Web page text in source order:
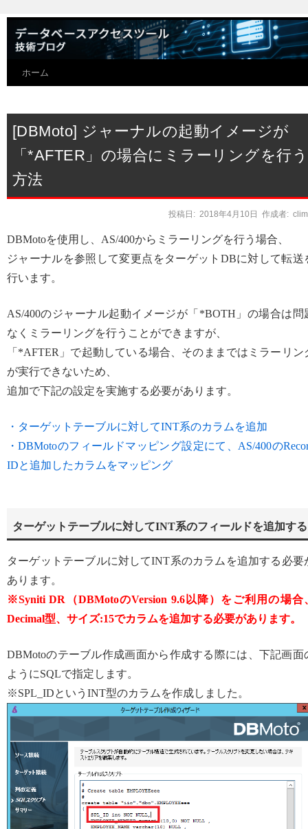
ホーム
[DBMoto] ジャーナルの起動イメージが
「*AFTER」の場合にミラーリングを行う
方法
投稿日: 2018年4月10日 作成者:
DBMotoを使用し、AS/400からミラーリングを行う場合、
ジャーナルを参照して変更点をターゲットDBに対して転送
行います。
AS/400のジャーナル起動イメージが「*BOTH」の場合は問
なくミラーリングを行うことができますが、
「*AFTER」で起動している場合、そのままではミラーリン
が実行できないため、
追加で下記の設定を実施する必要があります。
・ターゲットテーブルに対してINT系のカラムを追加
・DBMotoのフィールドマッピング設定にて、AS/400の
IDと追加したカラムをマッピング
ターゲットテーブルに対してINT系のフィールドを追加する
ターゲットテーブルに対してINT系のカラムを追加する必要
あります。
※Syniti DR（DBMotoのVersion 9.6以降）をご利用の場合
Decimal型、サイズ:15でカラムを追加する必要があります。
DBMotoのテーブル作成画面から作成する際には、下記画面
ようにSQLで指定します。
※SPL_IDというINT型のカラムを作成しました。